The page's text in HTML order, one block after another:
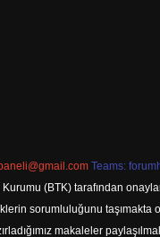
Teams:
(BTK) tarafından
sorumluluğunu
makaleler